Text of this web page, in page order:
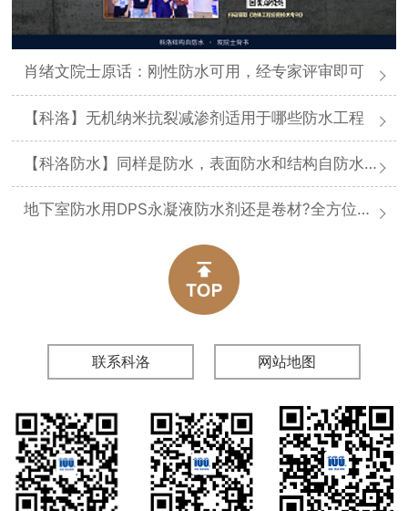
肖绪文院士原话：刚性防水可用，经专家评审即可
【科洛】无机纳米抗裂减渗剂适用于哪些防水工程
【科洛防水】同样是防水，表面防水和结构自防水差在哪
地下室防水用DPS永凝液防水剂还是卷材?全方位对比分析
联系科洛 网站地图